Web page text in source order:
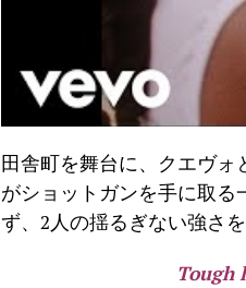
田舎町を舞台に、クエヴォ
がショットガンを手に取
ず、2人の揺るぎない強さ
Tough